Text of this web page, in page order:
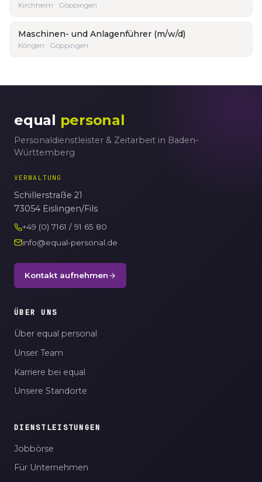
Kirchheim · Göppingen
Maschinen- und Anlagenführer (m/w/d)
Köngen · Göppingen
equal personal
Personaldienstleister & Zeitarbeit in Baden-
Württemberg
VERWALTUNG
Schillerstraße 21
73054 Eislingen/Fils
+49 (0) 7161 / 91 65 80
info@equal-personal.de
Kontakt aufnehmen
ÜBER UNS
Über equal personal
Unser Team
Karriere bei equal
Unsere Standorte
DIENSTLEISTUNGEN
Jobbörse
Für Unternehmen